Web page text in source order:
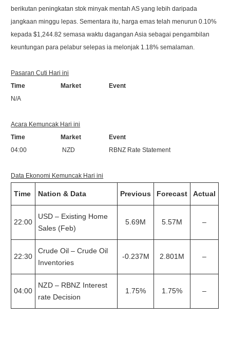
berikutan peningkatan stok minyak mentah AS yang lebih daripada
jangkaan minggu lepas. Sementara itu, harga emas telah menurun 0.10%
kepada $1,244.82 semasa waktu dagangan Asia sebagai pengambilan
keuntungan para pelabur selepas ia melonjak 1.18% semalaman.
Pasaran Cuti Hari ini
Time Market Event
N/A
Acara Kemuncak Hari ini
Time Market Event
04:00 NZD RBNZ Rate Statement
Data Ekonomi Kemuncak Hari ini
Time Nation & Data Previous Forecast Actual
22:00
USD – Existing Home
Sales (Feb)
5.69M 5.57M –
22:30
Crude Oil – Crude Oil
Inventories
-0.237M 2.801M –
04:00
NZD – RBNZ Interest
rate Decision
1.75% 1.75% –